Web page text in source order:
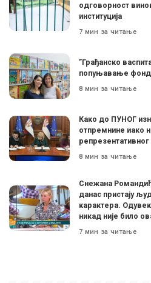
одговорност
институција
7 мин за читање
”Грађанско
попуњавање
8 мин за читање
Како до ПУНОГ
отпремнине иако
8 мин за читање
Снежана
данас пристају
карактера.
никад није било
7 мин за читање